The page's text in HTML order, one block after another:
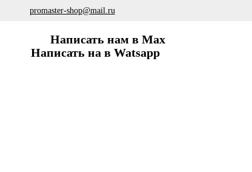
promaster-shop@mail.ru
Написать нам в Max
Написать на в Watsapp